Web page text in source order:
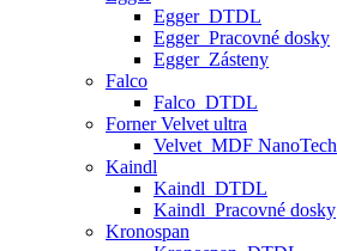
Egger_DTDL
Egger_Pracovné dosky
Egger_Zásteny
Falco
Falco_DTDL
Forner Velvet ultra
Velvet_MDF NanoTech
Kaindl
Kaindl_DTDL
Kaindl_Pracovné dosky
Kronospan